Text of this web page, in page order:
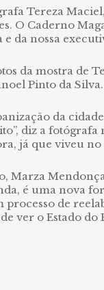
Tereza
O Caderno
da nossa
da mostra de
Pinto da Silva.
da
diz a
já que viveu no
Marza
é uma nova
processo de
ver o Estado do